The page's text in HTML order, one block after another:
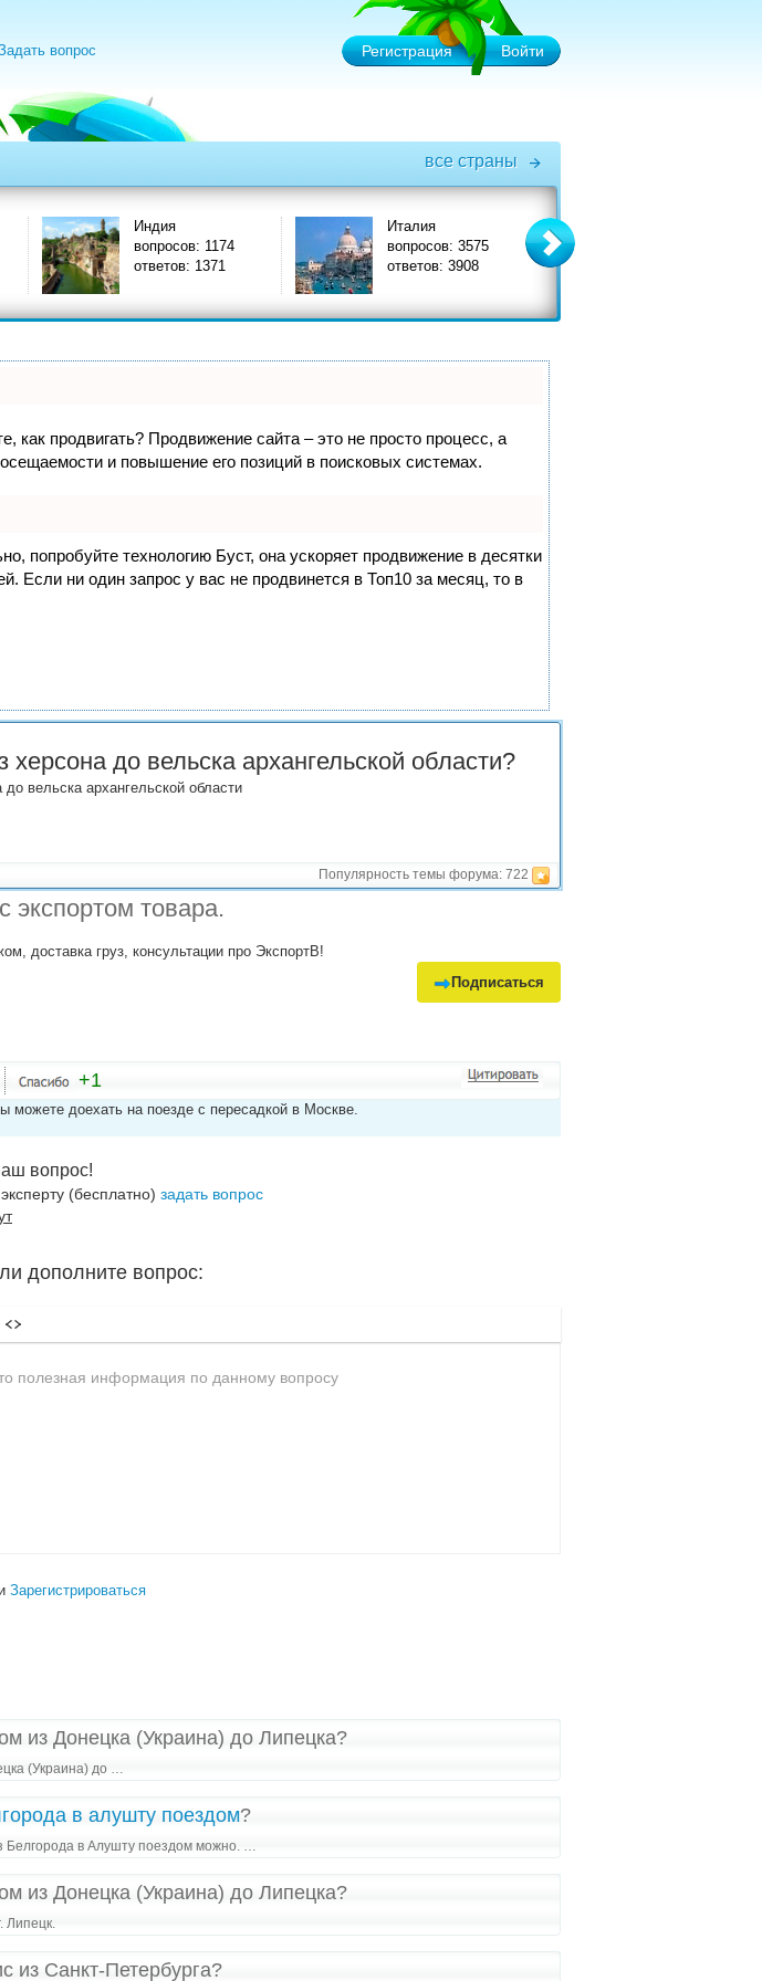
вопрос Регистрация Войти
все страны
Индия
вопросов: 1174
ответов: 1371
Италия
вопросов: 3575
ответов: 3908
как продвигать? Продвижение сайта – это не просто процесс, а
и повышение его позиций в поисковых системах.
попробуйте технологию Буст, она ускоряет продвижение в десятки
Если ни один запрос у вас не продвинется в Топ10 за месяц, то в
херсона до вельска архангельской области?
до вельска архангельской области
Популярность темы форума: 722
товара.
доставка груз, консультации про ЭкспортВ!
Подписаться
+1
можете доехать на поезде с пересадкой в Москве.
вопрос!
(бесплатно) задать вопрос
дополните вопрос:
Зарегистрироваться
из Донецка (Украина) до Липецка?
(Украина) до …
в алушту поездом?
Белгорода в Алушту поездом можно. …
из Донецка (Украина) до Липецка?
Липецк.
из Санкт-Петербурга?